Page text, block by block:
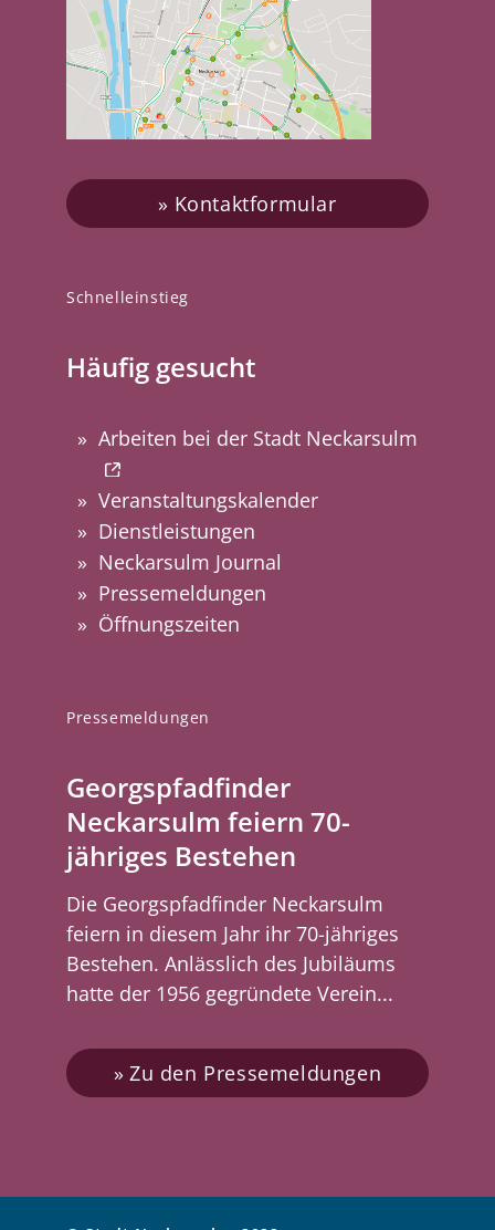
Pressemeldungen
Georgspfadfinder
Neckarsulm feiern 70-
jähriges Bestehen
Die Georgspfadfinder Neckarsulm
feiern in diesem Jahr ihr 70-jähriges
Bestehen. Anlässlich des Jubiläums
hatte der 1956 gegründete Verein...
Zu den Pressemeldungen
Schnelleinstieg
Häufig gesucht
Arbeiten bei der Stadt Neckarsulm
Veranstaltungskalender
Dienstleistungen
Neckarsulm Journal
Pressemeldungen
Öffnungszeiten
Kontaktformular